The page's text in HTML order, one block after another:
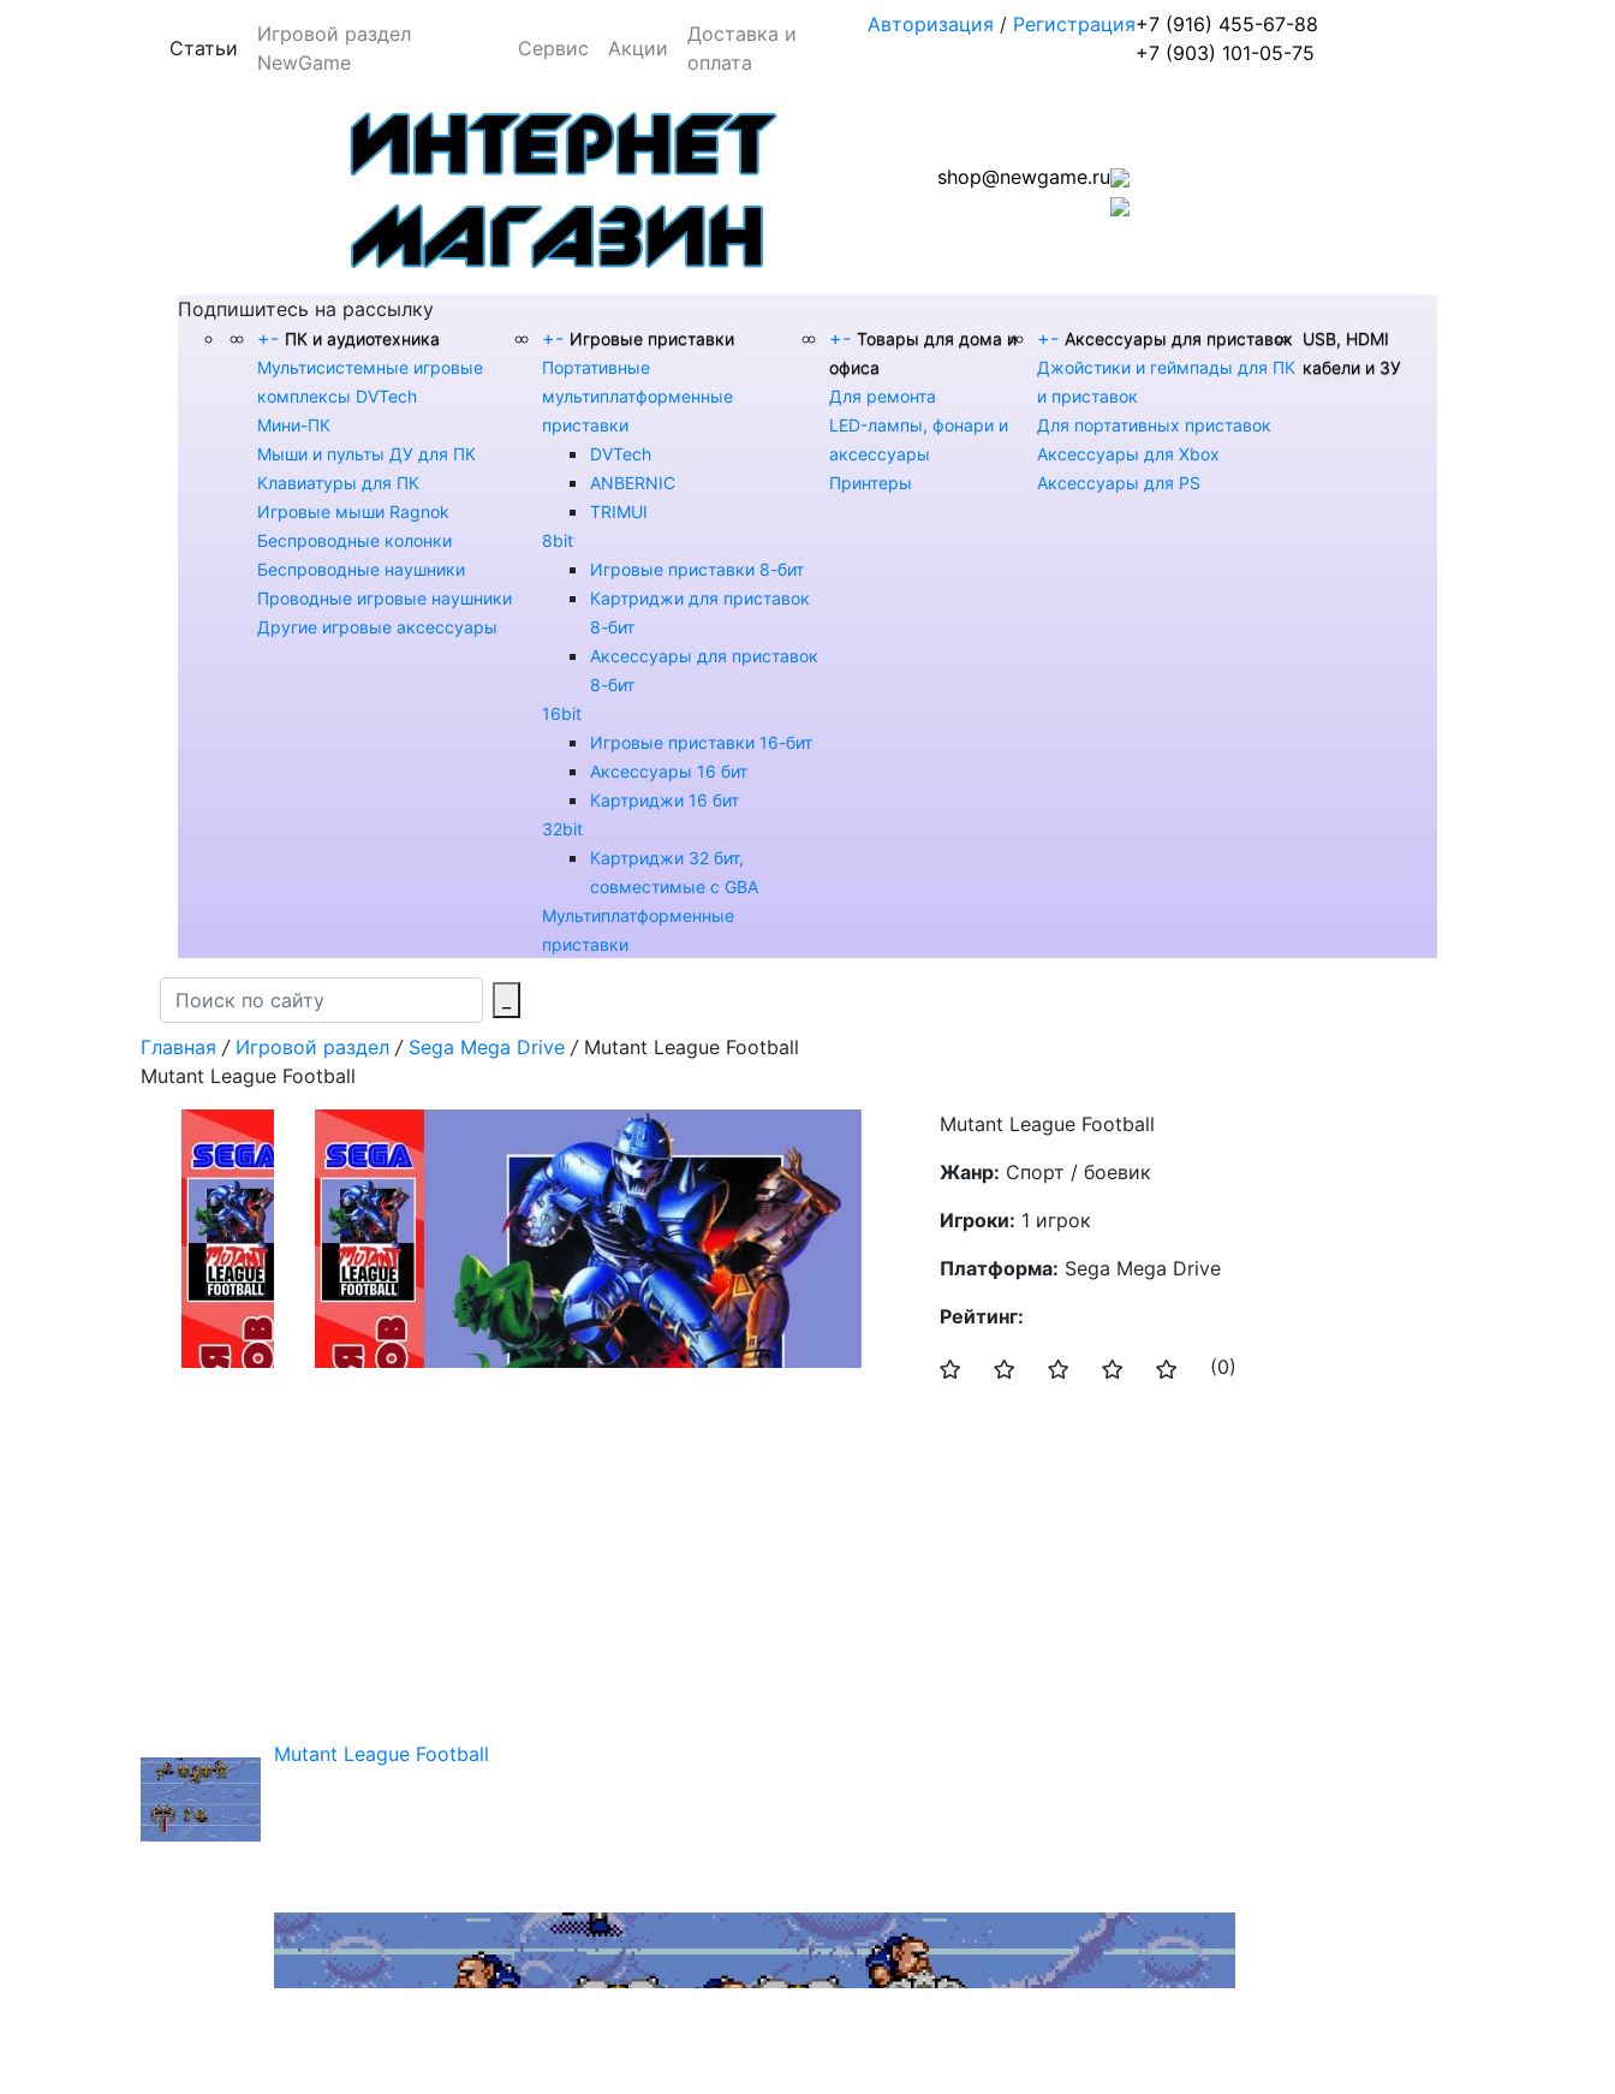
Статьи (current)
Игровой раздел
NewGame
Сервис Акции
Доставка и
оплата
Авторизация / Регистрация+7 (916) 455-67-88
+7 (903) 101-05-75
shop@newgame.ru
Подпишитесь на рассылку
+- ПК и аудиотехника
Мультисистемные игровые
комплексы DVTech
Мини-ПК
Мыши и пульты ДУ для ПК
Клавиатуры для ПК
Игровые мыши Ragnok
Беспроводные колонки
Беспроводные наушники
Проводные игровые наушники
Другие игровые аксессуары
+- Игровые приставки
Портативные
мультиплатформенные
приставки
DVTech
ANBERNIC
TRIMUI
8bit
Игровые приставки 8-бит
Картриджи для приставок
8-бит
Аксессуары для приставок
8-бит
16bit
Игровые приставки 16-бит
Аксессуары 16 бит
Картриджи 16 бит
32bit
Картриджи 32 бит,
совместимые с GBA
Мультиплатформенные
приставки
+- Товары для дома и
офиса
Для ремонта
LED-лампы, фонари и
аксессуары
Принтеры
+- Аксессуары для приставок
Джойстики и геймпады для ПК
и приставок
Для портативных приставок
Аксессуары для Xbox
Аксессуары для PS
USB, HDMI
кабели и ЗУ
Главная / Игровой раздел / Sega Mega Drive / Mutant League Football
Mutant League Football
Mutant League Football
Mutant League Football
Жанр: Спорт / боевик
Игроки: 1 игрок
Платформа: Sega Mega Drive
Рейтинг:
(0)